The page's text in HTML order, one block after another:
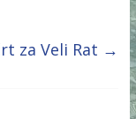
za Veli Rat →